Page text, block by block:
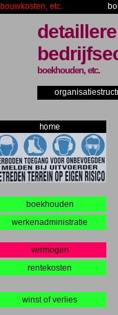
bouwkosten, etc.
boekhouden, etc.
boekhouden
werkenadministratie
vermogen
rentekosten
winst of verlies